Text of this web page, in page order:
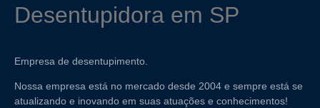
Desentupidora em SP
Empresa de desentupimento.
Nossa empresa está no mercado desde 2004 e sempre está se
atualizando e inovando em suas atuações e conhecimentos!